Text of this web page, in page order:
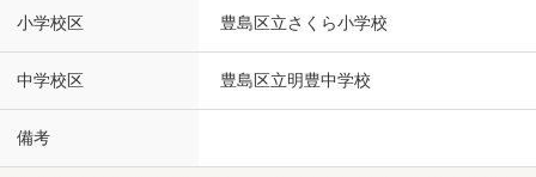
小学校区 豊島区立さくら小学校
中学校区 豊島区立明豊中学校
備考